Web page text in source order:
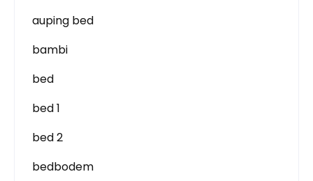
auping bed
bambi
bed
bed 1
bed 2
bedbodem